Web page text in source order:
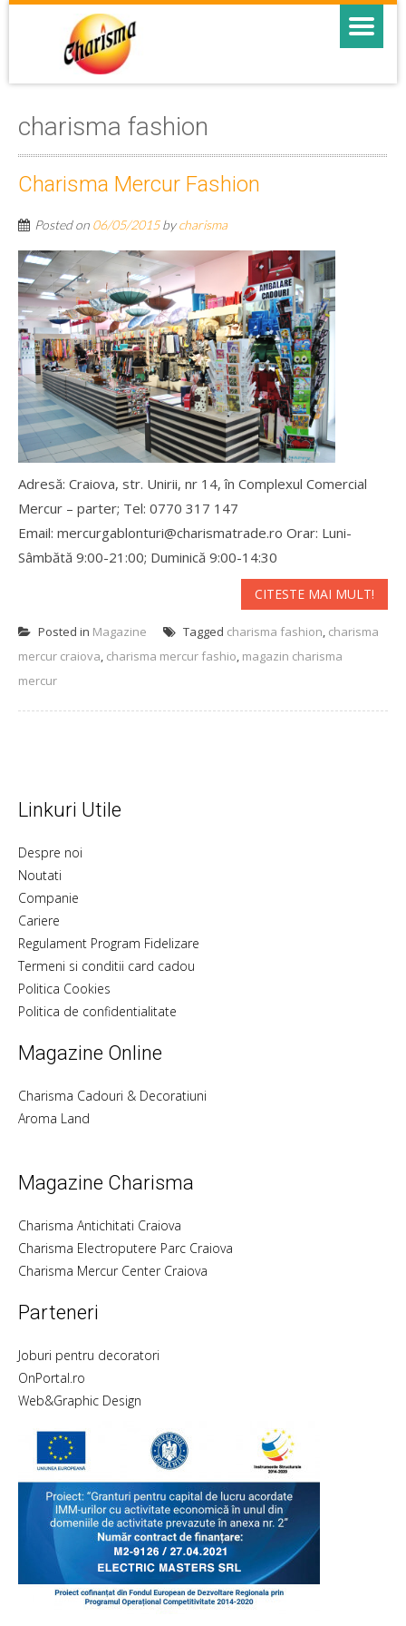
charisma fashion
Charisma Mercur Fashion
Posted on 06/05/2015bycharisma
Adresă: Craiova, str. Unirii, nr 14, în Complexul Comercial
Mercur – parter; Tel: 0770 317 147
Email: mercurgablonturi@charismatrade.ro Orar: Luni-
Sâmbătă 9:00-21:00; Duminică 9:00-14:30
CITESTE MAI MULT!
Posted in Magazine Tagged charisma fashion, charisma
mercur craiova, charisma mercur fashio, magazin charisma
mercur
Linkuri Utile
Despre noi
Noutati
Companie
Cariere
Regulament Program Fidelizare
Termeni si conditii card cadou
Politica Cookies
Politica de confidentialitate
Magazine Online
Charisma Cadouri & Decoratiuni
Aroma Land
Magazine Charisma
Charisma Antichitati Craiova
Charisma Electroputere Parc Craiova
Charisma Mercur Center Craiova
Parteneri
Joburi pentru decoratori
OnPortal.ro
Web&Graphic Design